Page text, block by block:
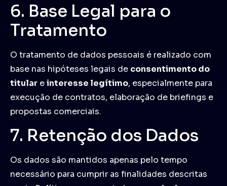
6. Base Legal para o
Tratamento
O tratamento de dados pessoais é realizado com
base nas hipóteses legais de consentimento do
titular einteresse legítimo, especialmente para
execução de contratos, elaboração de briefings e
propostas comerciais.
7. Retenção dos Dados
Os dados são mantidos apenas pelo tempo
necessário para cumprir as finalidades descritas